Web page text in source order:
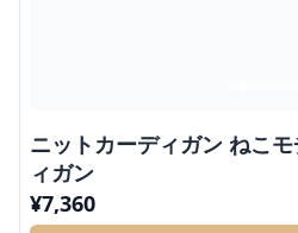
ニットカーディガン ねこ
ィガン
¥7,360